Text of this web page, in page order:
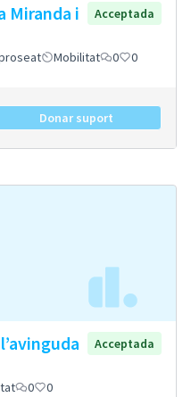
Miranda i
Acceptada
Mobilitat 0 0
Donar suport
Acceptada
0 0